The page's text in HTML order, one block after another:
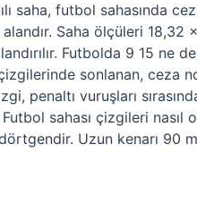
saha, futbol sahasında
Saha ölçüleri 18,32
Futbolda 9 15 ne
sonlanan, ceza
penaltı vuruşları
sahası çizgileri nasıl
Uzun kenarı 90